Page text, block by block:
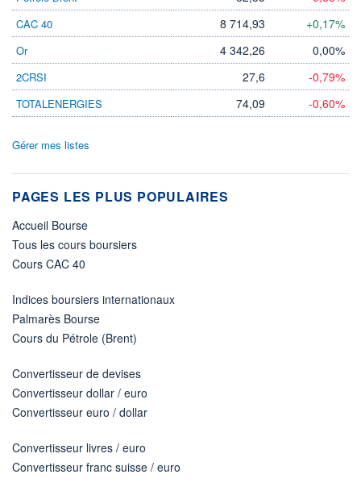
CAC 40 8 714,93 +0,17%
Or 4 342,26 0,00%
2CRSI 27,6 -0,79%
TOTALENERGIES 74,09 -0,60%
Gérer mes listes
PAGES LES PLUS POPULAIRES
Accueil Bourse
Tous les cours boursiers
Cours CAC 40
Indices boursiers internationaux
Palmarès Bourse
Cours du Pétrole (Brent)
Convertisseur de devises
Convertisseur dollar / euro
Convertisseur euro / dollar
Convertisseur livres / euro
Convertisseur franc suisse / euro